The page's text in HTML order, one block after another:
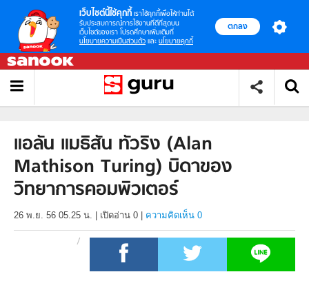
เว็บไซต์นี้ใช้คุกกี้ เราใช้คุกกี้เพื่อให้ท่านได้
รับประสบการณ์การใช้งานที่ดีที่สุดบน
เว็บไซต์ของเรา โปรดศึกษาเพิ่มเติมที่
นโยบายความเป็นส่วนตัว และ นโยบายคุกกี้
ตกลง
แอลัน แมธิสัน ทัวริง (Alan
Mathison Turing) บิดาของ
วิทยาการคอมพิวเตอร์
26 พ.ย. 56 05.25 น. เปิดอ่าน 0 ความคิดเห็น 0